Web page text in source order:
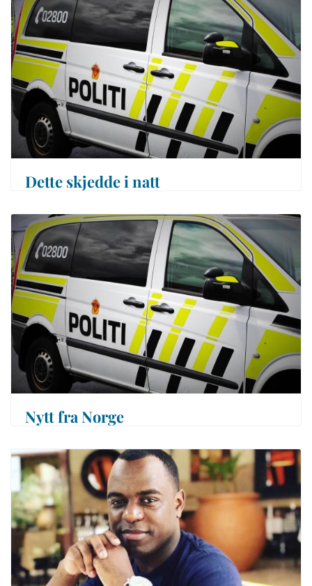
Dette skjedde i natt
Nytt fra Norge